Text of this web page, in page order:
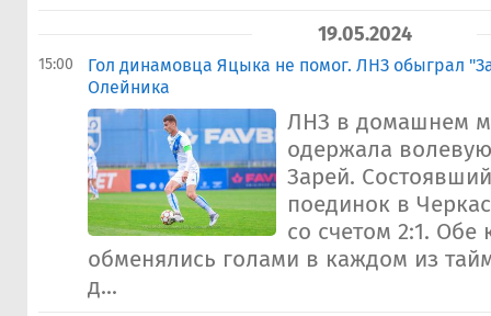
19.05.2024
15:00
Гол динамовца Яцыка не помог. ЛНЗ обыграл
Олейника
ЛНЗ в домашнем
одержала
Зарей.
поединок в
со счетом 2:1. Обе
обменялись голами в каждом из
д...